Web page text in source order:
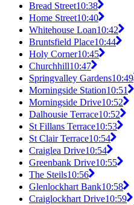
Bread Street10:38
Home Street10:40
Whitehouse Loan10:42
Bruntsfield Place10:44
Holy Corner10:45
Churchhill10:47
Springvalley Gardens10:49
Morningside Station10:51
Morningside Drive10:52
Dalhousie Terrace10:52
St Fillans Terrace10:53
St Clair Terrace10:54
Craiglea Drive10:54
Greenbank Drive10:55
The Steils10:56
Glenlockhart Bank10:58
Craiglockhart Drive10:59